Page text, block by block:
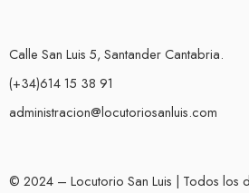
Calle San Luis 5, Santander Cantabria.
(+34)614 15 38 91
administracion@locutoriosanluis.com
© 2024 – Locutorio San Luis | Todos los